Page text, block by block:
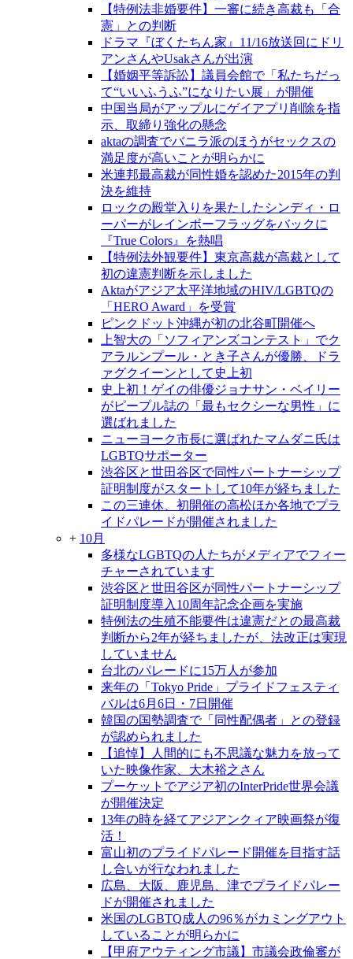
【特例法非婚要件】一審に続き高裁も「合
憲」との判断
ドラマ『ぼくたちん家』11/16放送回にドリ
アンさんやUsakさんが出演
【婚姻平等訴訟】議員会館で「私たちだっ
て“いいふうふ”になりたい展」が開催
中国当局がアップルにゲイアプリ削除を指
示、取締り強化の懸念
aktaの調査でバニラ派のほうがセックスの
満足度が高いことが明らかに
米連邦最高裁が同性婚を認めた2015年の判
決を維持
ロックの殿堂入りを果たしたシンディ・ロ
ーパーがレインボーフラッグをバックに
『True Colors』を熱唱
【特例法外観要件】東京高裁が高裁として
初の違憲判断を示しました
Aktaがアジア太平洋地域のHIV/LGBTQの
「HERO Award」を受賞
ピンクドット沖縄が初の北谷町開催へ
上智大の「ソフィアンズコンテスト」でク
アラルンプール・とき子さんが優勝、ドラ
ァグクイーンとして史上初
史上初！ゲイの俳優ジョナサン・ベイリー
がピープル誌の「最もセクシーな男性」に
選ばれました
ニューヨーク市長に選ばれたマムダニ氏は
LGBTQサポーター
渋谷区と世田谷区で同性パートナーシップ
証明制度がスタートして10年が経ちました
この三連休、初開催の高松ほか各地でプラ
イドパレードが開催されました
+ 10月
多様なLGBTQの人たちがメディアでフィー
チャーされています
渋谷区と世田谷区が同性パートナーシップ
証明制度導入10周年記念企画を実施
特例法の生殖不能要件は違憲だとの最高裁
判断から2年が経ちましたが、法改正は実現
していません
台北のパレードに15万人が参加
来年の「Tokyo Pride」プライドフェスティ
バルは6月6日・7日開催
韓国の国勢調査で「同性配偶者」との登録
が認められました
【追悼】人間的にも不思議な魅力を放って
いた映像作家、大木裕之さん
プーケットでアジア初のInterPride世界会議
が開催決定
13年の時を経てアジアンクィア映画祭が復
活！
富山初のプライドパレード開催を目指す話
し合いが行なわれました
広島、大阪、鹿児島、津でプライドパレー
ドが開催されました
米国のLGBTQ成人の96％がカミングアウト
していることが明らかに
【甲府アウティング市議】市議会政倫審が